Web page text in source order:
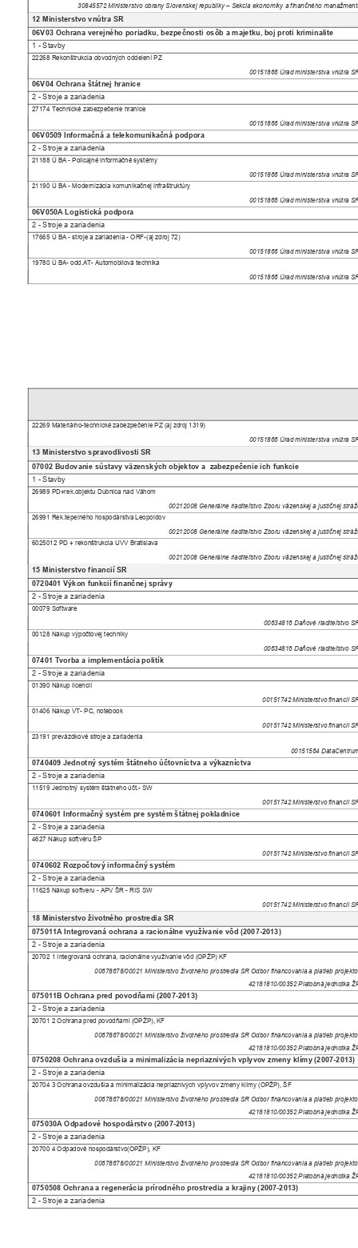
30845572 Ministerstvo obrany Slovenskej republiky – Sekcia ekonomiky a finančného
12 Ministerstvo vnútra SR
06V03 Ochrana verejného poriadku, bezpečnosti osôb a majetku, boj proti kriminalite
1 - Stavby
22268 Rekonštrukcia obvodných oddelení PZ
00151866 Úrad ministerstva vnútra
06V04 Ochrana štátnej hranice
2 - Stroje a zariadenia
27174 Technické zabezpečenie hranice
00151866 Úrad ministerstva vnútra
06V0509 Informačná a telekomunikačná podpora
2 - Stroje a zariadenia
21188 Ú BA - Policajné informačné systémy
00151866 Úrad ministerstva vnútra
21190 Ú BA - Modernizácia komunikačnej infraštruktúry
00151866 Úrad ministerstva vnútra
06V050A Logistická podpora
2 - Stroje a zariadenia
17665 Ú BA - stroje a zariadenia - ORF-(aj zdroj 72)
00151866 Úrad ministerstva vnútra
19780 Ú BA- odd.AT- Automobilová technika
00151866 Úrad ministerstva vnútra
22269 Materiálno-technické zabezpečenie PZ (aj zdroj 1319)
00151866 Úrad ministerstva vnútra
13 Ministerstvo spravodlivosti SR
07002 Budovanie sústavy väzenských objektov a zabezpečenie ich funkcie
1 - Stavby
26989 PD+rek.objektu Dubnica nad Váhom
00212008 Generálne riaditeľstvo Zboru väzenskej a justičnej
26991 Rek.tepelného hospodárstva Leopoldov
6025012 PD + rekonštrukcia UVV Bratislava
00212008 Generálne riaditeľstvo Zboru väzenskej a justičnej
00212008 Generálne riaditeľstvo Zboru väzenskej a justičnej
15 Ministerstvo financií SR
0720401 Výkon funkcií finančnej správy
2 - Stroje a zariadenia
00079 Software
00634816 Daňové riaditeľstvo
00634816 Daňové riaditeľstvo
00128 Nákup výpočtovej techniky
07401 Tvorba a implementácia politík
2 - Stroje a zariadenia
01390 Nákup licencií
00151742 Ministerstvo financií
00151742 Ministerstvo financií
00151564
01406 Nákup VT- PC, notebook
23191 prevázdkové stroje a zariadenia
0740409 Jednotný systém štátneho účtovníctva a výkazníctva
2 - Stroje a zariadenia
11519 Jednotný systém štátneho účt.- SW
00151742 Ministerstvo financií
00151742 Ministerstvo financií
00151742 Ministerstvo financií
0740601 Informačný systém pre systém štátnej pokladnice
2 - Stroje a zariadenia
4627 Nákup softvéru ŠP
0740602 Rozpočtový informačný systém
2 - Stroje a zariadenia
11625 Nákup softveru - APV ŠR - RIS SW
18 Ministerstvo životného prostredia SR
075011A Integrovaná ochrana a racionálne využívanie vôd (2007-2013)
2 - Stroje a zariadenia
20702 1 Integrovaná ochrana, racionálne využívanie vôd (OPŽP) KF
00678678/00021 Ministerstvo životného prostredia SR Odbor financovania a platieb
42181810/00352 Platobná jednotka
075011B Ochrana pred povodňami (2007-2013)
2 - Stroje a zariadenia
20701 2 Ochrana pred povodňami (OPŽP), KF
00678678/00021 Ministerstvo životného prostredia SR Odbor financovania a platieb
42181810/00352 Platobná jednotka
0750208 Ochrana ovzdušia a minimalizácia nepriaznivých vplyvov zmeny klímy (2007-
2 - Stroje a zariadenia
20704 3 Ochrana ovzdušia a minimalizácia nepriaznivých vplyvov zmeny klímy (OPŽP), ŠF
00678678/00021 Ministerstvo životného prostredia SR Odbor financovania a platieb
42181810/00352 Platobná jednotka
075030A Odpadové hospodárstvo (2007-2013)
2 - Stroje a zariadenia
20700 4 Odpadové hospodárstvo(OPŽP), KF
00678678/00021 Ministerstvo životného prostredia SR Odbor financovania a platieb
42181810/00352 Platobná jednotka
0750508 Ochrana a regenerácia prírodného prostredia a krajiny (2007-2013)
2 - Stroje a zariadenia